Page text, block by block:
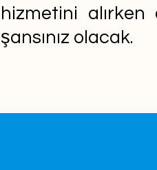
hizmetini
şansınız olacak.